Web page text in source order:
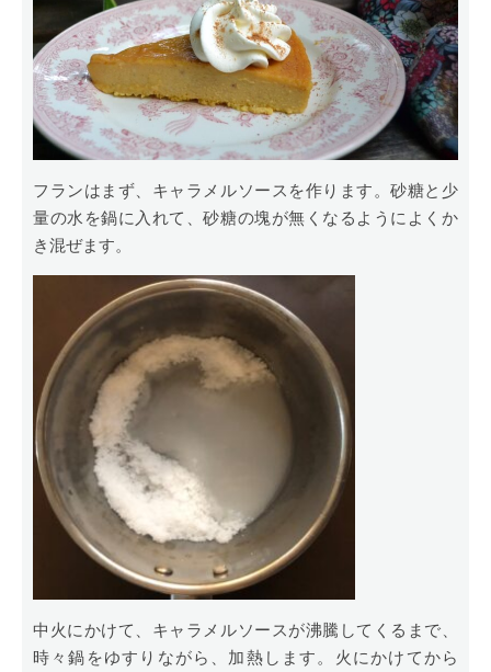
フランはまず、キャラメルソースを作ります。砂糖と少
量の水を鍋に入れて、砂糖の塊が無くなるようによくか
き混ぜます。
中火にかけて、キャラメルソースが沸騰してくるまで、
時々鍋をゆすりながら、加熱します。火にかけてから